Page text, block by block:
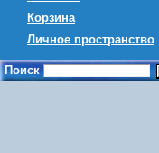
Корзина
Личное пространство
Поиск